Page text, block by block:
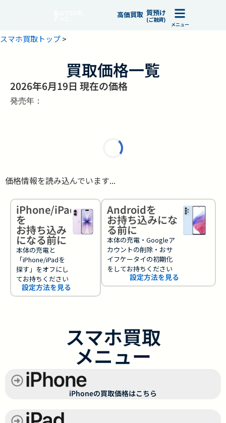
高価買取 質預け
(ご融資)
メニュー
スマホ買取トップ>
買取価格一覧
2026年6月19日 現在の価格
発売年：
価格情報を読み込んでいます...
iPhone/iPad
を
お持ち込み
になる前に
本体の充電と
「iPhone/iPadを
探す」をオフにし
てお持ちください
設定方法を見る
Androidを
お持ち込みにな
る前に
本体の充電・Googleア
カウントの削除・おサ
イフケータイの初期化
をしてお持ちください
設定方法を見る
スマホ買取
メニュー
iPhoneの買取価格はこちら